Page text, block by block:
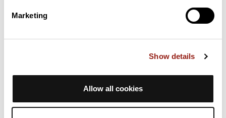
Marketing
Show details
Allow all cookies
3530m. Prévoyez environ 10 heures et 10 minutes pour réaliser
ce parcours.
Dernière modification de la fiche parcours: 4 décembre 2023 à 12:35:43.